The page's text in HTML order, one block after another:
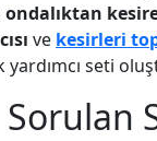
ondalıktan
ve kesirleri
seti
Sorulan